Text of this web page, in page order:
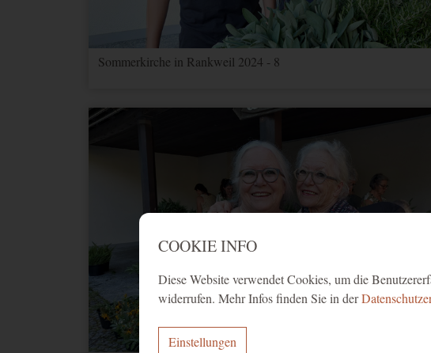
Sommerkirche in Rankweil 2024 - 8
COOKIE INFO
Diese Website verwendet Cookies, um die
widerrufen. Mehr Infos finden Sie in der
Einstellungen